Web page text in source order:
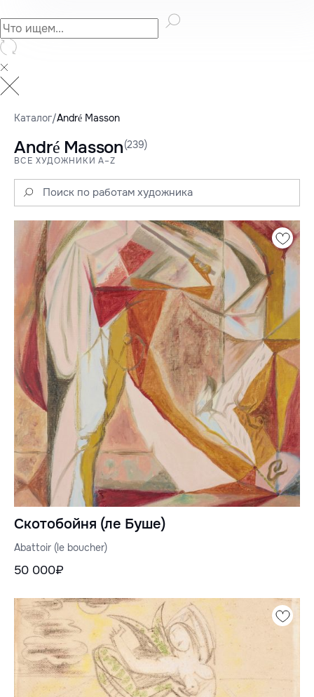
Каталог/André Masson
André Masson(239)
ВСЕ ХУДОЖНИКИ A–Z
Скотобойня (ле Буше)
Abattoir (le boucher)
50 000₽